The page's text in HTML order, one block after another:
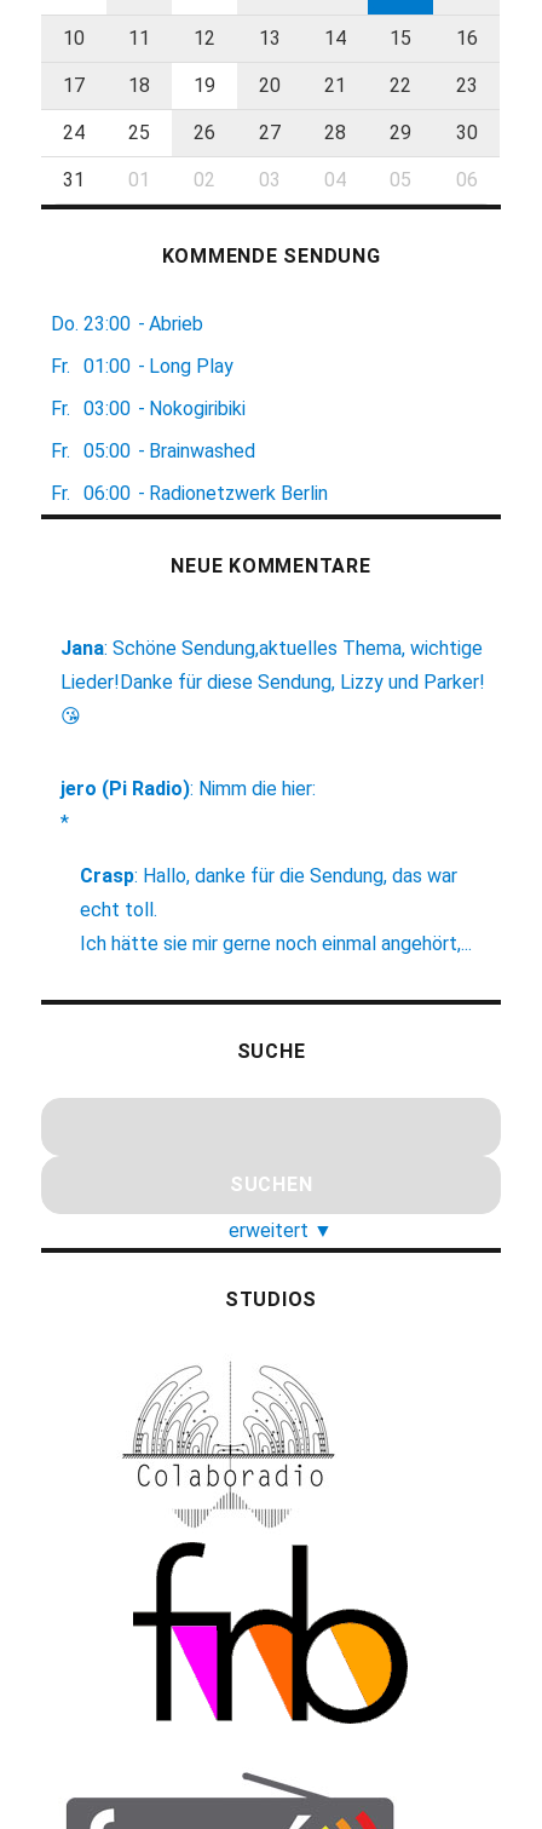
10 11 12 13 14 15 16
17 18 19 20 21 22 23
24 25 26 27 28 29 30
31 01 02 03 04 05 06
KOMMENDE SENDUNG
Do. 23:00 - Abrieb
Fr.
01:00 - Long Play
Fr.
03:00 - Nokogiribiki
Fr.
05:00 - Brainwashed
Fr.
06:00 - Radionetzwerk Berlin
NEUE KOMMENTARE
Jana:Schöne Sendung,aktuelles Thema, wichtige
Lieder!Danke für diese Sendung, Lizzy und Parker!
😘
jero (Pi Radio): Nimm die hier:
*
Crasp: Hallo, danke für die Sendung, das war
echt toll.
Ich hätte sie mir gerne noch einmal angehört,...
SUCHE
erweitert ▼
STUDIOS